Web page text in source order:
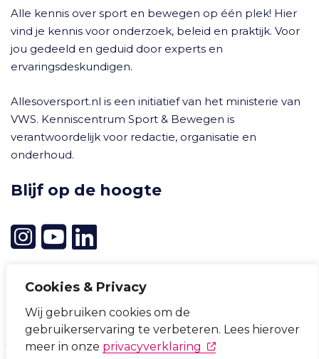
Cookies & Privacy
Wij gebruiken cookies om de
gebruikerservaring te verbeteren. Lees hierover
meer in onze privacyverklaring (opent in nieuw
Alle kennis over sport en bewegen op één plek! Hier
vind je kennis voor onderzoek, beleid en praktijk. Voor
jou gedeeld en geduid door experts en
ervaringsdeskundigen.
Allesoversport.nl is een initiatief van het ministerie van
VWS. Kenniscentrum Sport & Bewegen is
verantwoordelijk voor redactie, organisatie en
onderhoud.
Blijf op de hoogte
Cookievoorkeuren wijzigen
Privacyverklaring
Cookieverklaring
Disclaimer
Toegankelijkheid